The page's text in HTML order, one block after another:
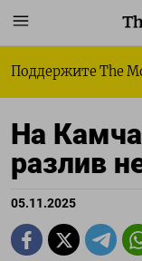
Поддержите The
На
разлив
05.11.2025